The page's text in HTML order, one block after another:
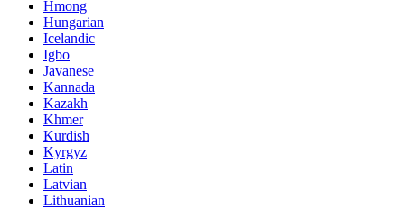
Hmong
Hungarian
Icelandic
Igbo
Javanese
Kannada
Kazakh
Khmer
Kurdish
Kyrgyz
Latin
Latvian
Lithuanian